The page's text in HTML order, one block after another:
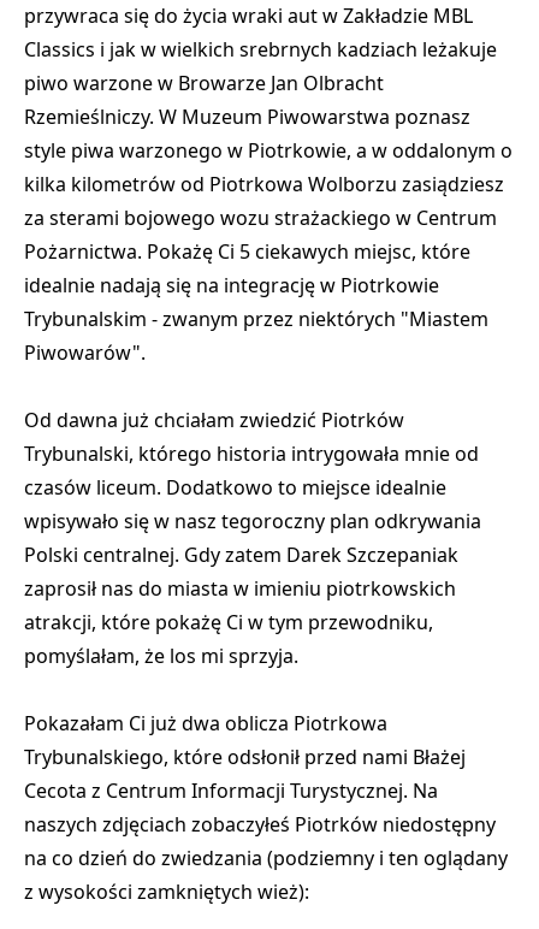
przywraca się do życia wraki aut w Zakładzie MBL
Classics i jak w wielkich srebrnych kadziach leżakuje
piwo warzone w Browarze Jan Olbracht
Rzemieślniczy. W Muzeum Piwowarstwa poznasz
style piwa warzonego w Piotrkowie, a w oddalonym o
kilka kilometrów od Piotrkowa Wolborzu zasiądziesz
za sterami bojowego wozu strażackiego w Centrum
Pożarnictwa. Pokażę Ci 5 ciekawych miejsc, które
idealnie nadają się na integrację w Piotrkowie
Trybunalskim - zwanym przez niektórych "Miastem
Piwowarów".
Od dawna już chciałam zwiedzić Piotrków
Trybunalski, którego historia intrygowała mnie od
czasów liceum. Dodatkowo to miejsce idealnie
wpisywało się w nasz tegoroczny plan odkrywania
Polski centralnej. Gdy zatem Darek Szczepaniak
zaprosił nas do miasta w imieniu piotrkowskich
atrakcji, które pokażę Ci w tym przewodniku,
pomyślałam, że los mi sprzyja.
Pokazałam Ci już dwa oblicza Piotrkowa
Trybunalskiego, które odsłonił przed nami Błażej
Cecota z Centrum Informacji Turystycznej. Na
naszych zdjęciach zobaczyłeś Piotrków niedostępny
na co dzień do zwiedzania (podziemny i ten oglądany
z wysokości zamkniętych wież):